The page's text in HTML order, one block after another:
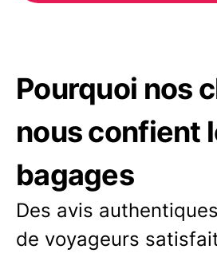
Pourquoi nos
nous confient
bagages
Des avis
de voyageurs